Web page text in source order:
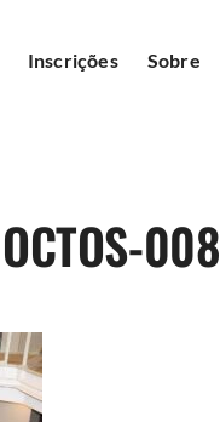
Inscrições Sobre
008